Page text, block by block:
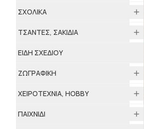
ΣΧΟΛΙΚΑ
ΤΣΑΝΤΕΣ, ΣΑΚΙΔΙΑ
ΕΙΔΗ ΣΧΕΔΙΟΥ
ΖΩΓΡΑΦΙΚΗ
ΧΕΙΡΟΤΕΧΝΙΑ, HOBBY
ΠΑΙΧΝΙΔΙ